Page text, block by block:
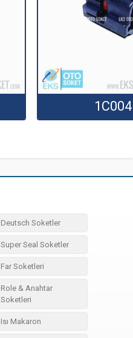
1C004
Deutsch Soketler
Super Seal Soketler
Far Soketleri
Role & Anahtar
Soketleri
Isı Makaron